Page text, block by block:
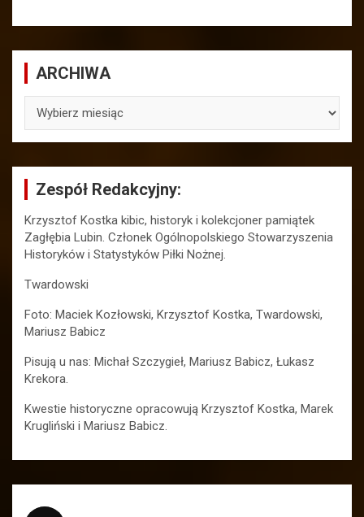
ARCHIWA
Zespół Redakcyjny:
Krzysztof Kostka kibic, historyk i kolekcjoner pamiątek
Zagłębia Lubin. Członek Ogólnopolskiego Stowarzyszenia
Historyków i Statystyków Piłki Nożnej.
Twardowski
Foto: Maciek Kozłowski, Krzysztof Kostka, Twardowski,
Mariusz Babicz
Pisują u nas: Michał Szczygieł, Mariusz Babicz, Łukasz
Krekora.
Kwestie historyczne opracowują Krzysztof Kostka, Marek
Krugliński i Mariusz Babicz.